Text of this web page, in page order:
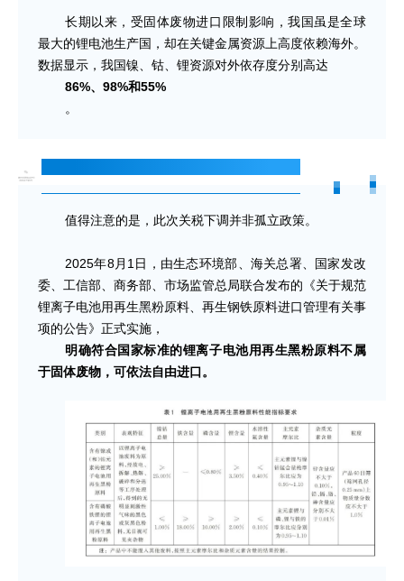
长期以来，受固体废物进口限制影响，我国虽是全球
最大的锂电池生产国，却在关键金属资源上高度依赖海外。
数据显示，我国镍、钴、锂资源对外依存度分别高达
86%、98%和55%
。
值得注意的是，此次关税下调并非孤立政策。
2025年8月1日，由生态环境部、海关总署、国家发改
委、工信部、商务部、市场监管总局联合发布的《关于规范
锂离子电池用再生黑粉原料、再生钢铁原料进口管理有关事
项的公告》正式实施，
明确符合国家标准的锂离子电池用再生黑粉原料不属
于固体废物，可依法自由进口。